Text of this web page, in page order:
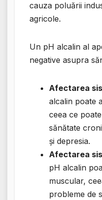
cauza poluării
agricole.
Un pH alcalin al
negative asupra
Afectarea
alcalin poate
ceea ce
sănătate
și depresia.
Afectarea
pH alcalin
muscular,
probleme de